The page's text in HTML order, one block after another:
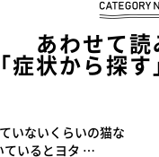
あわせて読
「症状から探
いないくらいの猫な
ているとヨタ …